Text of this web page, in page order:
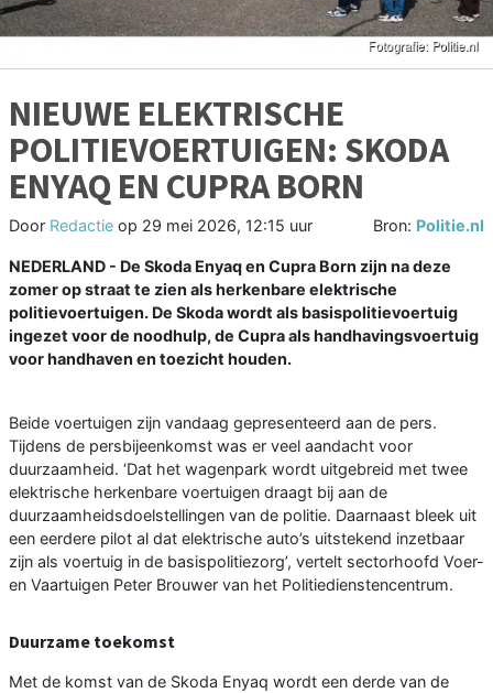
NIEUWE ELEKTRISCHE
POLITIEVOERTUIGEN: SKODA
ENYAQ EN CUPRA BORN
Door Redactie op 29 mei 2026, 12:15 uur Bron: Politie.nl
NEDERLAND - De Skoda Enyaq en Cupra Born zijn na deze
zomer op straat te zien als herkenbare elektrische
politievoertuigen. De Skoda wordt als basispolitievoertuig
ingezet voor de noodhulp, de Cupra als handhavingsvoertuig
voor handhaven en toezicht houden.
Beide voertuigen zijn vandaag gepresenteerd aan de pers.
Tijdens de persbijeenkomst was er veel aandacht voor
duurzaamheid. ‘Dat het wagenpark wordt uitgebreid met twee
elektrische herkenbare voertuigen draagt bij aan de
duurzaamheidsdoelstellingen van de politie. Daarnaast bleek uit
een eerdere pilot al dat elektrische auto’s uitstekend inzetbaar
zijn als voertuig in de basispolitiezorg’, vertelt sectorhoofd Voer-
en Vaartuigen Peter Brouwer van het Politiedienstencentrum.
Duurzame toekomst
Met de komst van de Skoda Enyaq wordt een derde van de